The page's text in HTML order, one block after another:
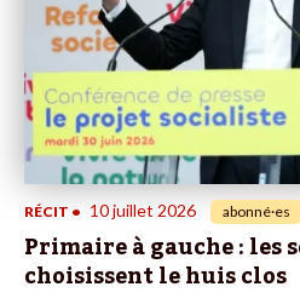
RÉCIT • 10 juillet 2026 abonné·es
Primaire à gauche : les
choisissent le huis clos